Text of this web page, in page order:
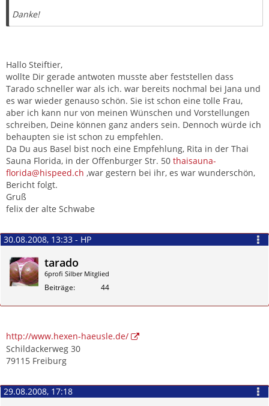
Danke!
Hallo Steiftier,
wollte Dir gerade antwoten musste aber feststellen dass
Tarado schneller war als ich. war bereits nochmal bei Jana und
es war wieder genauso schön. Sie ist schon eine tolle Frau,
aber ich kann nur von meinen Wünschen und Vorstellungen
schreiben, Deine können ganz anders sein. Dennoch würde ich
behaupten sie ist schon zu empfehlen.
Da Du aus Basel bist noch eine Empfehlung, Rita in der Thai
Sauna Florida, in der Offenburger Str. 50 thaisauna-
florida@hispeed.ch ,war gestern bei ihr, es war wunderschön,
Bericht folgt.
Gruß
felix der alte Schwabe
30.08.2008, 13:33 - HP
tarado
6profi Silber Mitglied
Beiträge 44
http://www.hexen-haeusle.de/
Schildackerweg 30
79115 Freiburg
29.08.2008, 17:18